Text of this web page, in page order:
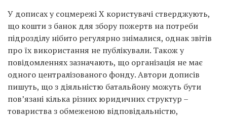
У дописах у соцмережі X користувачі стверджують,
що кошти з банок для збору пожертв на потреби
підрозділу нібито регулярно знімалися, однак звітів
про їх використання не публікували. Також у
повідомленнях зазначають, що організація не має
одного централізованого фонду. Автори дописів
пишуть, що з діяльністю батальйону можуть бути
пов’язані кілька різних юридичних структур –
товариства з обмеженою відповідальністю,